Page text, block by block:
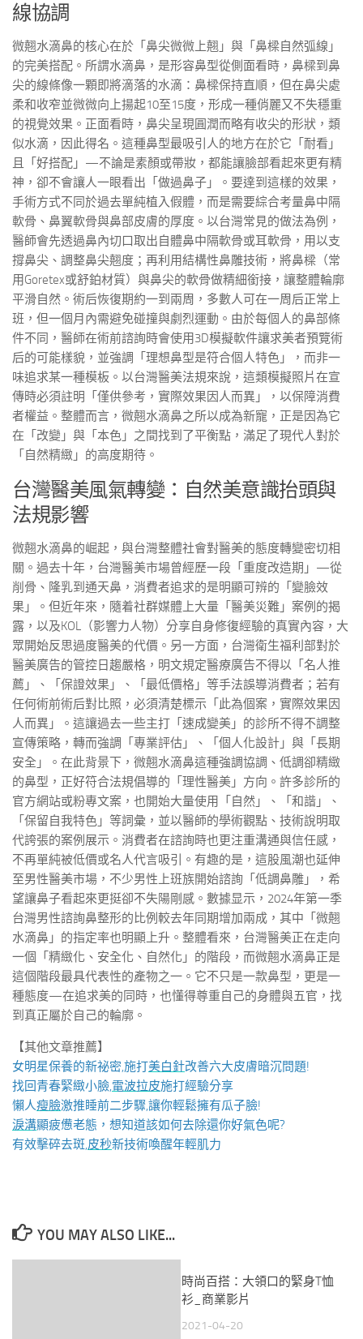
線協調
微翹水滴鼻的核心在於「鼻尖微微上翹」與「鼻樑自然弧線」
的完美搭配。所謂水滴鼻，是形容鼻型從側面看時，鼻樑到鼻
尖的線條像一顆即將滴落的水滴：鼻樑保持直順，但在鼻尖處
柔和收窄並微微向上揚起10至15度，形成一種俏麗又不失穩重
的視覺效果。正面看時，鼻尖呈現圓潤而略有收尖的形狀，類
似水滴，因此得名。這種鼻型最吸引人的地方在於它「耐看」
且「好搭配」—不論是素顏或帶妝，都能讓臉部看起來更有精
神，卻不會讓人一眼看出「做過鼻子」。要達到這樣的效果，
手術方式不同於過去單純植入假體，而是需要綜合考量鼻中隔
軟骨、鼻翼軟骨與鼻部皮膚的厚度。以台灣常見的做法為例，
醫師會先透過鼻內切口取出自體鼻中隔軟骨或耳軟骨，用以支
撐鼻尖、調整鼻尖翹度；再利用結構性鼻雕技術，將鼻樑（常
用Goretex或舒鉑材質）與鼻尖的軟骨做精細銜接，讓整體輪廓
平滑自然。術后恢復期約一到兩周，多數人可在一周后正常上
班，但一個月內需避免碰撞與劇烈運動。由於每個人的鼻部條
件不同，醫師在術前諮詢時會使用3D模擬軟件讓求美者預覽術
后的可能樣貌，並強調「理想鼻型是符合個人特色」，而非一
味追求某一種模板。以台灣醫美法規來說，這類模擬照片在宣
傳時必須註明「僅供參考，實際效果因人而異」，以保障消費
者權益。整體而言，微翹水滴鼻之所以成為新寵，正是因為它
在「改變」與「本色」之間找到了平衡點，滿足了現代人對於
「自然精緻」的高度期待。
台灣醫美風氣轉變：自然美意識抬頭與
法規影響
微翹水滴鼻的崛起，與台灣整體社會對醫美的態度轉變密切相
關。過去十年，台灣醫美市場曾經歷一段「重度改造期」—從
削骨、隆乳到通天鼻，消費者追求的是明顯可辨的「變臉效
果」。但近年來，隨着社群媒體上大量「醫美災難」案例的揭
露，以及KOL（影響力人物）分享自身修復經驗的真實內容，大
眾開始反思過度醫美的代價。另一方面，台灣衛生福利部對於
醫美廣告的管控日趨嚴格，明文規定醫療廣告不得以「名人推
薦」、「保證效果」、「最低價格」等手法誤導消費者；若有
任何術前術后對比照，必須清楚標示「此為個案，實際效果因
人而異」。這讓過去一些主打「速成變美」的診所不得不調整
宣傳策略，轉而強調「專業評估」、「個人化設計」與「長期
安全」。在此背景下，微翹水滴鼻這種強調協調、低調卻精緻
的鼻型，正好符合法規倡導的「理性醫美」方向。許多診所的
官方網站或粉專文案，也開始大量使用「自然」、「和諧」、
「保留自我特色」等詞彙，並以醫師的學術觀點、技術說明取
代誇張的案例展示。消費者在諮詢時也更注重溝通與信任感，
不再單純被低價或名人代言吸引。有趣的是，這股風潮也延伸
至男性醫美市場，不少男性上班族開始諮詢「低調鼻雕」，希
望讓鼻子看起來更挺卻不失陽剛感。數據显示，2024年第一季
台灣男性諮詢鼻整形的比例較去年同期增加兩成，其中「微翹
水滴鼻」的指定率也明顯上升。整體看來，台灣醫美正在走向
一個「精緻化、安全化、自然化」的階段，而微翹水滴鼻正是
這個階段最具代表性的產物之一。它不只是一款鼻型，更是一
種態度—在追求美的同時，也懂得尊重自己的身體與五官，找
到真正屬於自己的輪廓。
【其他文章推薦】
女明星保養的新祕密,施打美白針改善六大皮膚暗沉問題!
找回青春緊緻小臉,電波拉皮施打經驗分享
懶人瘦臉激推睡前二步驟,讓你輕鬆擁有瓜子臉!
淚溝顯疲憊老態，想知道該如何去除還你好氣色呢?
有效擊碎去斑,皮秒新技術喚醒年輕肌力
YOU MAY ALSO LIKE...
時尚百搭：大領口的緊身T恤
衫_商業影片
2021-04-20